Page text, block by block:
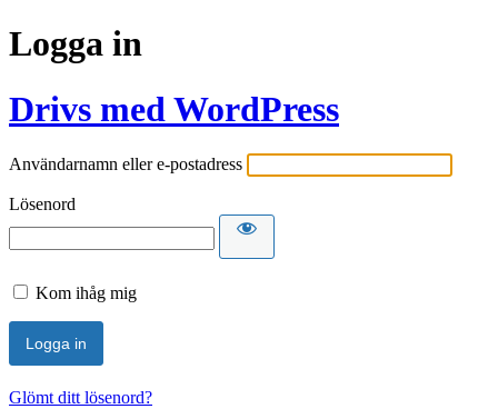
Logga in
Drivs med WordPress
Användarnamn eller e-postadress
Lösenord
Kom ihåg mig
Glömt ditt lösenord?